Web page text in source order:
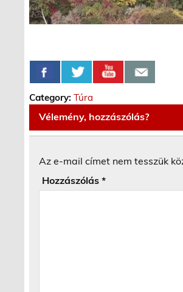
Category:Túra
Vélemény, hozzászólás?
Az e-mail címet nem tesszük
Hozzászólás*